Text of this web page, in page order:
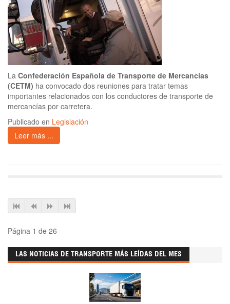
La Confederación Española de Transporte de Mercancías
(CETM) ha convocado dos reuniones para tratar temas
importantes relacionados con los conductores de transporte de
mercancías por carretera.
Publicado en Legislación
Leer más ...
Página 1 de 26
LAS NOTICIAS DE TRANSPORTE MÁS LEÍDAS DEL MES